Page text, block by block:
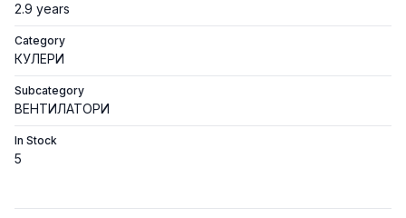
2.9 years
Category
КУЛЕРИ
Subcategory
ВЕНТИЛАТОРИ
In Stock
5